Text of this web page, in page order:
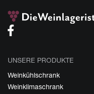
UNSERE PRODUKTE
Weinkühlschrank
Weinklimaschrank